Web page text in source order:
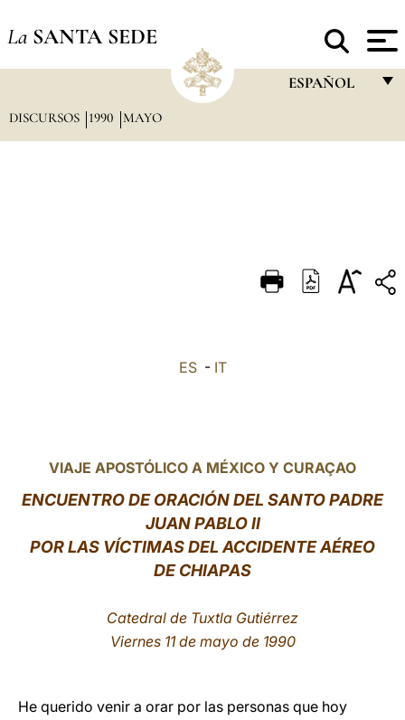
La SANTA SEDE
ESPAÑOL
DEUTSCH
DISCURSOS 1990 MAYO
ES- IT
VIAJE APOSTÓLICO A MÉXICO Y CURAÇAO
ENCUENTRO DE ORACIÓN DEL SANTO PADRE
JUAN PABLO II
POR LAS VÍCTIMAS DEL ACCIDENTE AÉREO
DE CHIAPAS
Catedral de Tuxtla Gutiérrez
Viernes 11 de mayo de 1990
He querido venir a orar por las personas que hoy